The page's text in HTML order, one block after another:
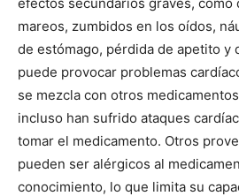
mareos, zumbidos en los oídos,
de estómago, pérdida de apetito y
puede provocar problemas
se mezcla con otros
incluso han sufrido ataques
tomar el medicamento. Otros
pueden ser alérgicos al
conocimiento, lo que limita su